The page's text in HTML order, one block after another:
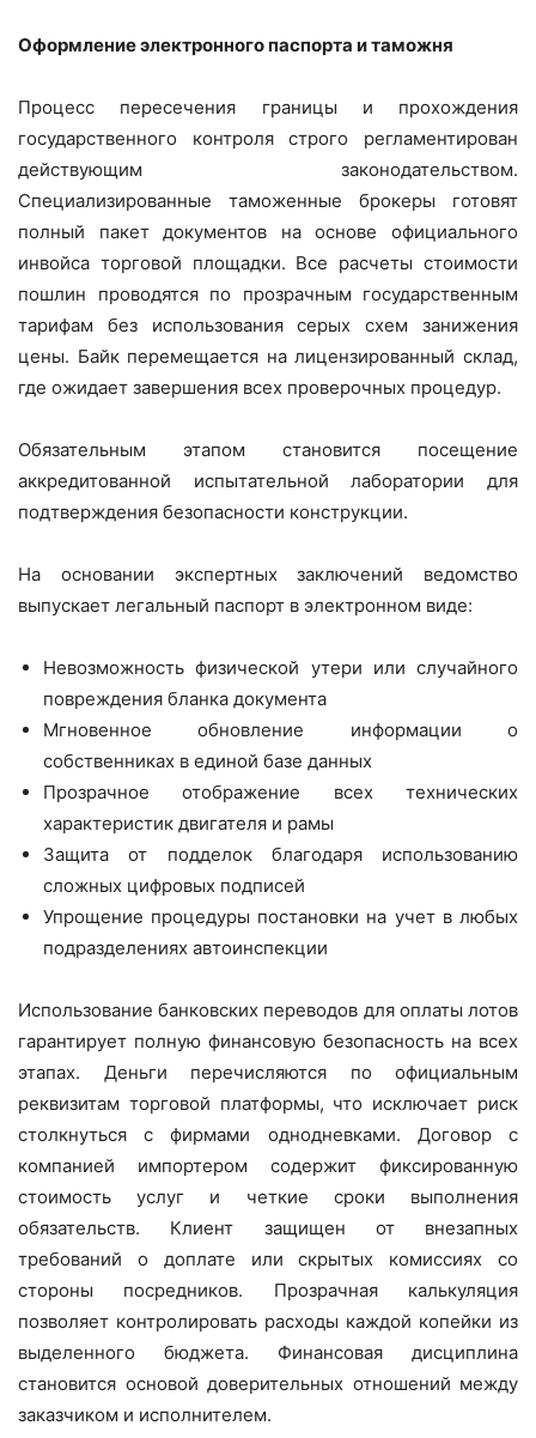
Оформление электронного паспорта и таможня
Процесс пересечения границы и прохождения
государственного контроля строго регламентирован
действующим законодательством.
Специализированные таможенные брокеры готовят
полный пакет документов на основе официального
инвойса торговой площадки. Все расчеты стоимости
пошлин проводятся по прозрачным государственным
тарифам без использования серых схем занижения
цены. Байк перемещается на лицензированный склад,
где ожидает завершения всех проверочных процедур.
Обязательным этапом становится посещение
аккредитованной испытательной лаборатории для
подтверждения безопасности конструкции.
На основании экспертных заключений ведомство
выпускает легальный паспорт в электронном виде:
Невозможность физической утери или случайного
повреждения бланка документа
Мгновенное обновление информации о
собственниках в единой базе данных
Прозрачное отображение всех технических
характеристик двигателя и рамы
Защита от подделок благодаря использованию
сложных цифровых подписей
Упрощение процедуры постановки на учет в любых
подразделениях автоинспекции
Использование банковских переводов для оплаты лотов
гарантирует полную финансовую безопасность на всех
этапах. Деньги перечисляются по официальным
реквизитам торговой платформы, что исключает риск
столкнуться с фирмами однодневками. Договор с
компанией импортером содержит фиксированную
стоимость услуг и четкие сроки выполнения
обязательств. Клиент защищен от внезапных
требований о доплате или скрытых комиссиях со
стороны посредников. Прозрачная калькуляция
позволяет контролировать расходы каждой копейки из
выделенного бюджета. Финансовая дисциплина
становится основой доверительных отношений между
заказчиком и исполнителем.